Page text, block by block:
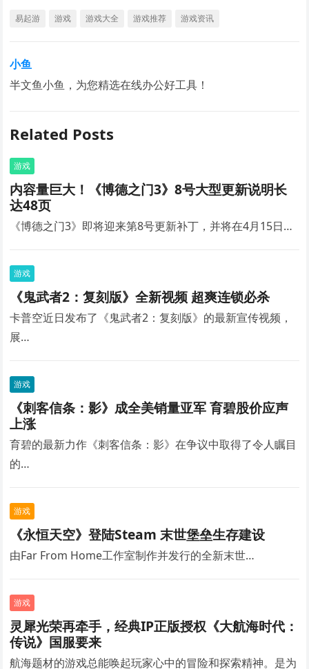
易起游 游戏 游戏大全 游戏推荐 游戏资讯
小鱼
半文鱼小鱼，为您精选在线办公好工具！
Related Posts
游戏
内容量巨大！《博德之门3》8号大型更新说明长
达48页
《博德之门3》即将迎来第8号更新补丁，并将在4月15日…
游戏
《鬼武者2：复刻版》全新视频 超爽连锁必杀
卡普空近日发布了《鬼武者2：复刻版》的最新宣传视频，
展…
游戏
《刺客信条：影》成全美销量亚军 育碧股价应声
上涨
育碧的最新力作《刺客信条：影》在争议中取得了令人瞩目
的…
游戏
《永恒天空》登陆Steam 末世堡垒生存建设
由Far From Home工作室制作并发行的全新末世…
游戏
灵犀光荣再牵手，经典IP正版授权《大航海时代：
传说》国服要来
航海题材的游戏总能唤起玩家心中的冒险和探索精神。是为